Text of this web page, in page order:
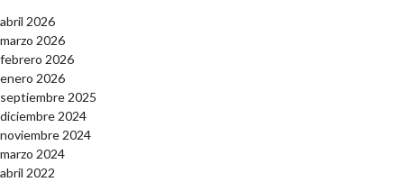
abril 2026
marzo 2026
febrero 2026
enero 2026
septiembre 2025
diciembre 2024
noviembre 2024
marzo 2024
abril 2022